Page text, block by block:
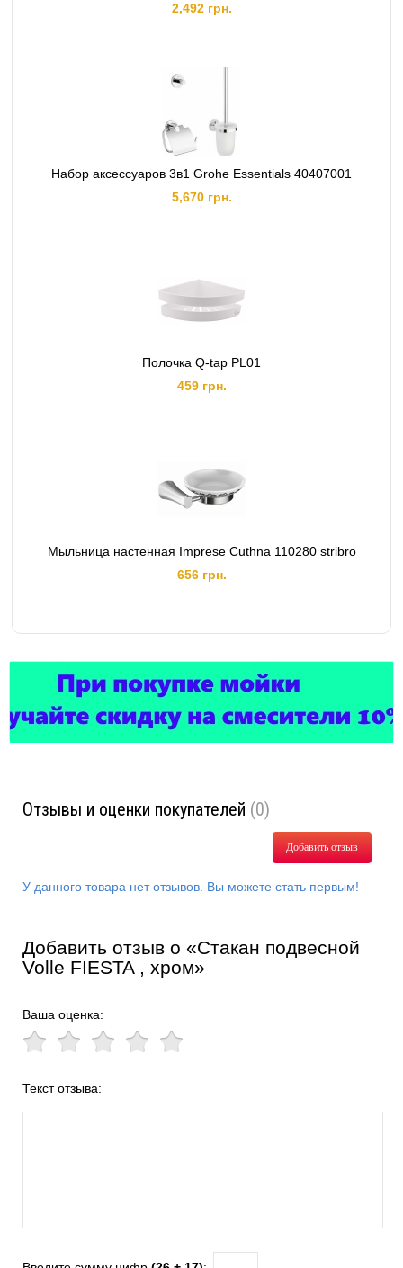
2,492 грн.
Набор аксессуаров 3в1 Grohe Essentials 40407001
5,670 грн.
Полочка Q-tap PL01
459 грн.
Мыльница настенная Imprese Cuthna 110280 stribro
656 грн.
Отзывы и оценки покупателей (0)
Добавить отзыв
У данного товара нет отзывов. Вы можете стать первым!
Добавить отзыв о «Стакан подвесной
Volle FIESTA , хром»
Ваша оценка:
Текст отзыва: